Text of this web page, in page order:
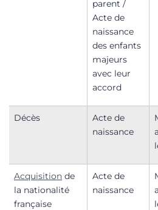
parent /
Acte de
naissance
des enfants
majeurs
avec leur
accord
Décès
Acte de
naissance
Acquisition de
la nationalité
française
Acte de
naissance